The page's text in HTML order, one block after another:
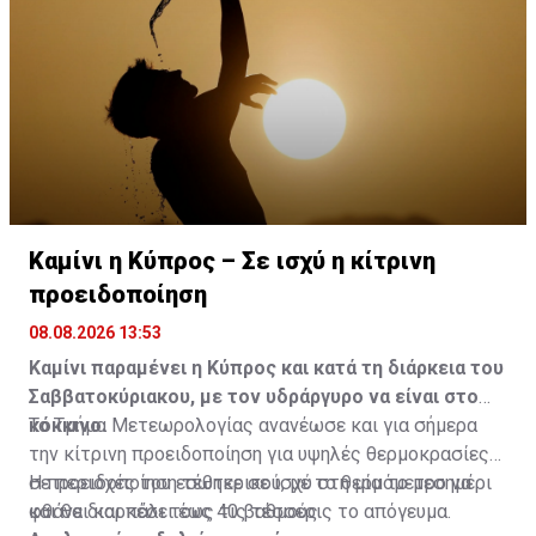
Καμίνι η Κύπρος – Σε ισχύ η κίτρινη
προειδοποίηση
08.08.2026 13:53
Καμίνι παραμένει η Κύπρος και κατά τη διάρκεια του
Σαββατοκύριακου, με τον υδράργυρο να είναι στο
κόκκινο.
Το Τμήμα Μετεωρολογίας ανανέωσε και για σήμερα
την κίτρινη προειδοποίηση για υψηλές θερμοκρασίες
σε περιοχές του εσωτερικού, με το θερμόμετρο να
φθάνει και πάλι τους 40 βαθμούς.
Η προειδοποίηση τέθηκε σε ισχύ στη μία το μεσημέρι
και θα διαρκέσει έως τις τέσσερις το απόγευμα.